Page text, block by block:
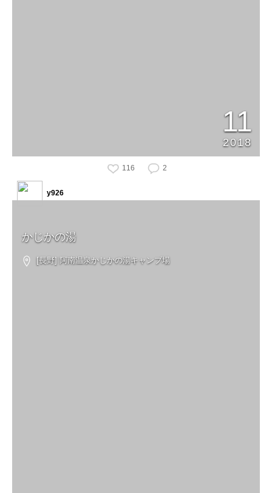
11
2018
116 2
かじかの湯
[長野] 阿南温泉かじかの湯キャンプ場
y926